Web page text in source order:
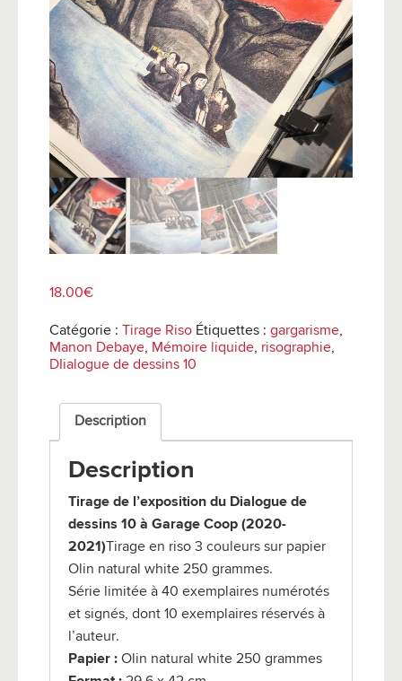
18.00€
Catégorie : Tirage Riso Étiquettes : gargarisme,
Manon Debaye, Mémoire liquide, risographie,
DIialogue de dessins 10
Description
Description
Tirage de l’exposition du Dialogue de
dessins 10 à Garage Coop (2020-
2021) Tirage en riso 3 couleurs sur papier
Olin natural white 250 grammes.
Série limitée à 40 exemplaires numérotés
et signés, dont 10 exemplaires réservés à
l’auteur.
Papier : Olin natural white 250 grammes